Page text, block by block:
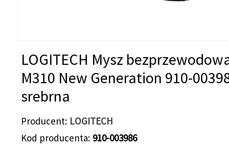
LOGITECH Mysz
M310 New Generation 910-
srebrna
Producent LOGITECH
Kod producenta 910-003986